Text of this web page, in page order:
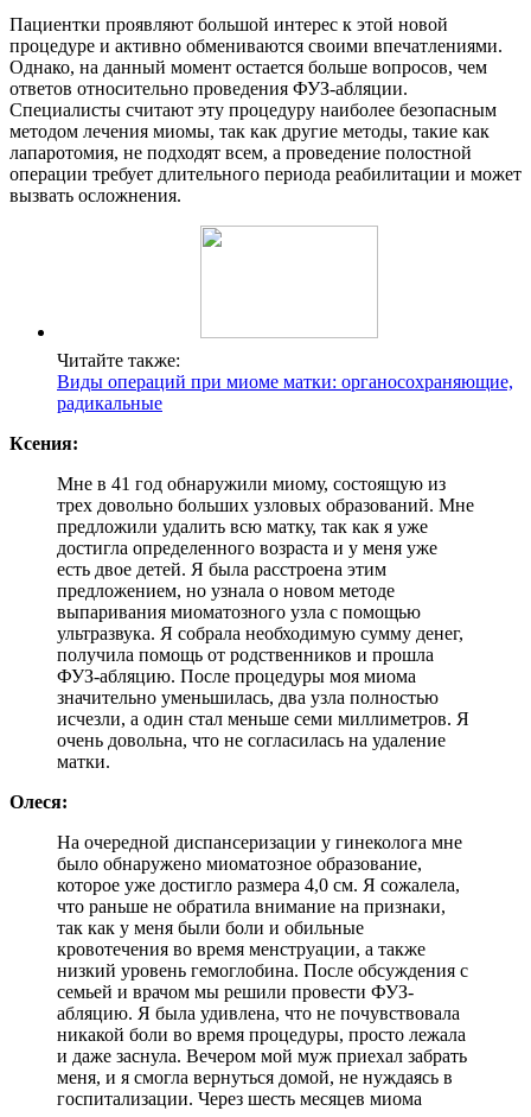
Пациентки проявляют большой интерес к этой новой
процедуре и активно обмениваются своими впечатлениями.
Однако, на данный момент остается больше вопросов, чем
ответов относительно проведения ФУЗ-абляции.
Специалисты считают эту процедуру наиболее безопасным
методом лечения миомы, так как другие методы, такие как
лапаротомия, не подходят всем, а проведение полостной
операции требует длительного периода реабилитации и может
вызвать осложнения.
Читайте также:
Виды операций при миоме матки: органосохраняющие,
радикальные
Ксения:
Мне в 41 год обнаружили миому, состоящую из
трех довольно больших узловых образований. Мне
предложили удалить всю матку, так как я уже
достигла определенного возраста и у меня уже
есть двое детей. Я была расстроена этим
предложением, но узнала о новом методе
выпаривания миоматозного узла с помощью
ультразвука. Я собрала необходимую сумму денег,
получила помощь от родственников и прошла
ФУЗ-абляцию. После процедуры моя миома
значительно уменьшилась, два узла полностью
исчезли, а один стал меньше семи миллиметров. Я
очень довольна, что не согласилась на удаление
матки.
Олеся:
На очередной диспансеризации у гинеколога мне
было обнаружено миоматозное образование,
которое уже достигло размера 4,0 см. Я сожалела,
что раньше не обратила внимание на признаки,
так как у меня были боли и обильные
кровотечения во время менструации, а также
низкий уровень гемоглобина. После обсуждения с
семьей и врачом мы решили провести ФУЗ-
абляцию. Я была удивлена, что не почувствовала
никакой боли во время процедуры, просто лежала
и даже заснула. Вечером мой муж приехал забрать
меня, и я смогла вернуться домой, не нуждаясь в
госпитализации. Через шесть месяцев миома